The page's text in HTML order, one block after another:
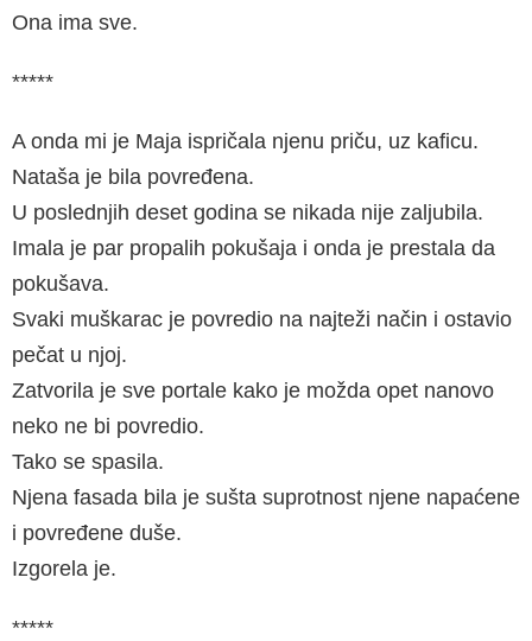
Ona ima sve.
*****
A onda mi je Maja ispričala njenu priču, uz kaficu.
Nataša je bila povređena.
U poslednjih deset godina se nikada nije zaljubila.
Imala je par propalih pokušaja i onda je prestala da
pokušava.
Svaki muškarac je povredio na najteži način i ostavio
pečat u njoj.
Zatvorila je sve portale kako je možda opet nanovo
neko ne bi povredio.
Tako se spasila.
Njena fasada bila je sušta suprotnost njene napaćene
i povređene duše.
Izgorela je.
*****